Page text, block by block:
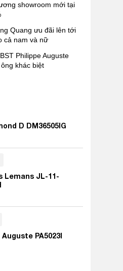
showroom mới tại
Quang ưu đãi lên tới
cả nam và nữ
Philippe Auguste
khác biệt
D DM36505IG
Lemans JL-11-
PA5023I